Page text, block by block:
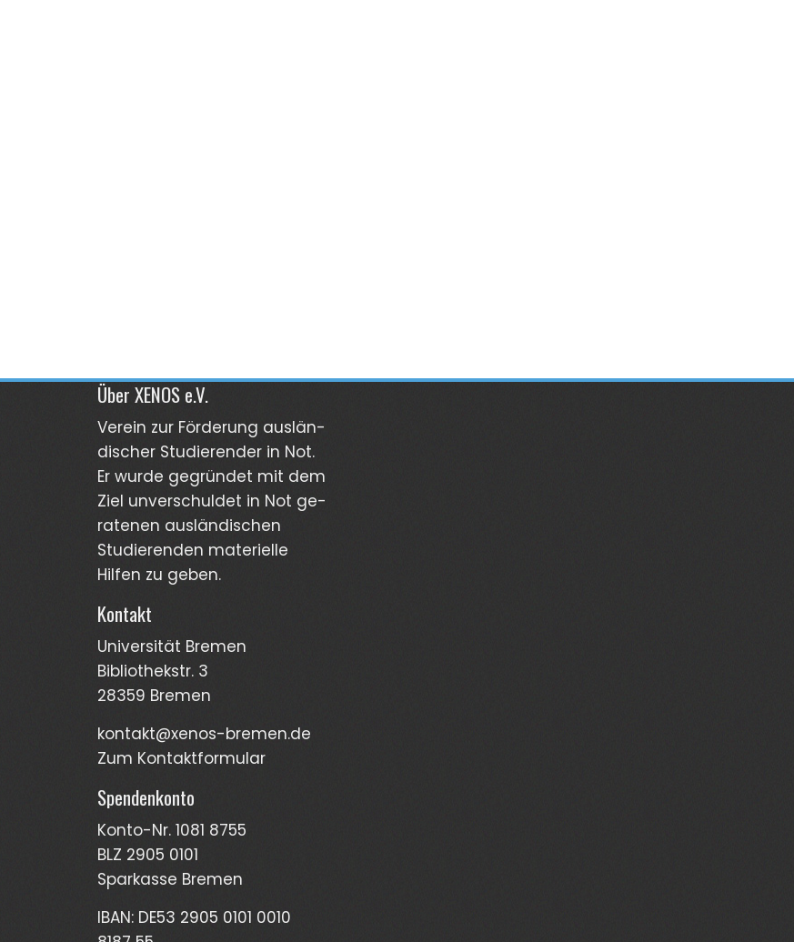
Über XENOS e.V.
Verein zur För­derung aus­län­
discher Stu­dierender in Not.
Er wurde gegründet mit dem
Ziel unver­schuldet in Not ge­
ra­tenen aus­län­dischen
Stud­ierenden materi­elle
Hilfen zu geben.
Kontakt
Universität Bremen
Bibliothekstr. 3
28359 Bremen
kontakt@xenos-bremen.de
Zum Kontaktformular
Spendenkonto
Konto-Nr. 1081 8755
BLZ 2905 0101
Sparkasse Bremen
IBAN: DE53 2905 0101 0010